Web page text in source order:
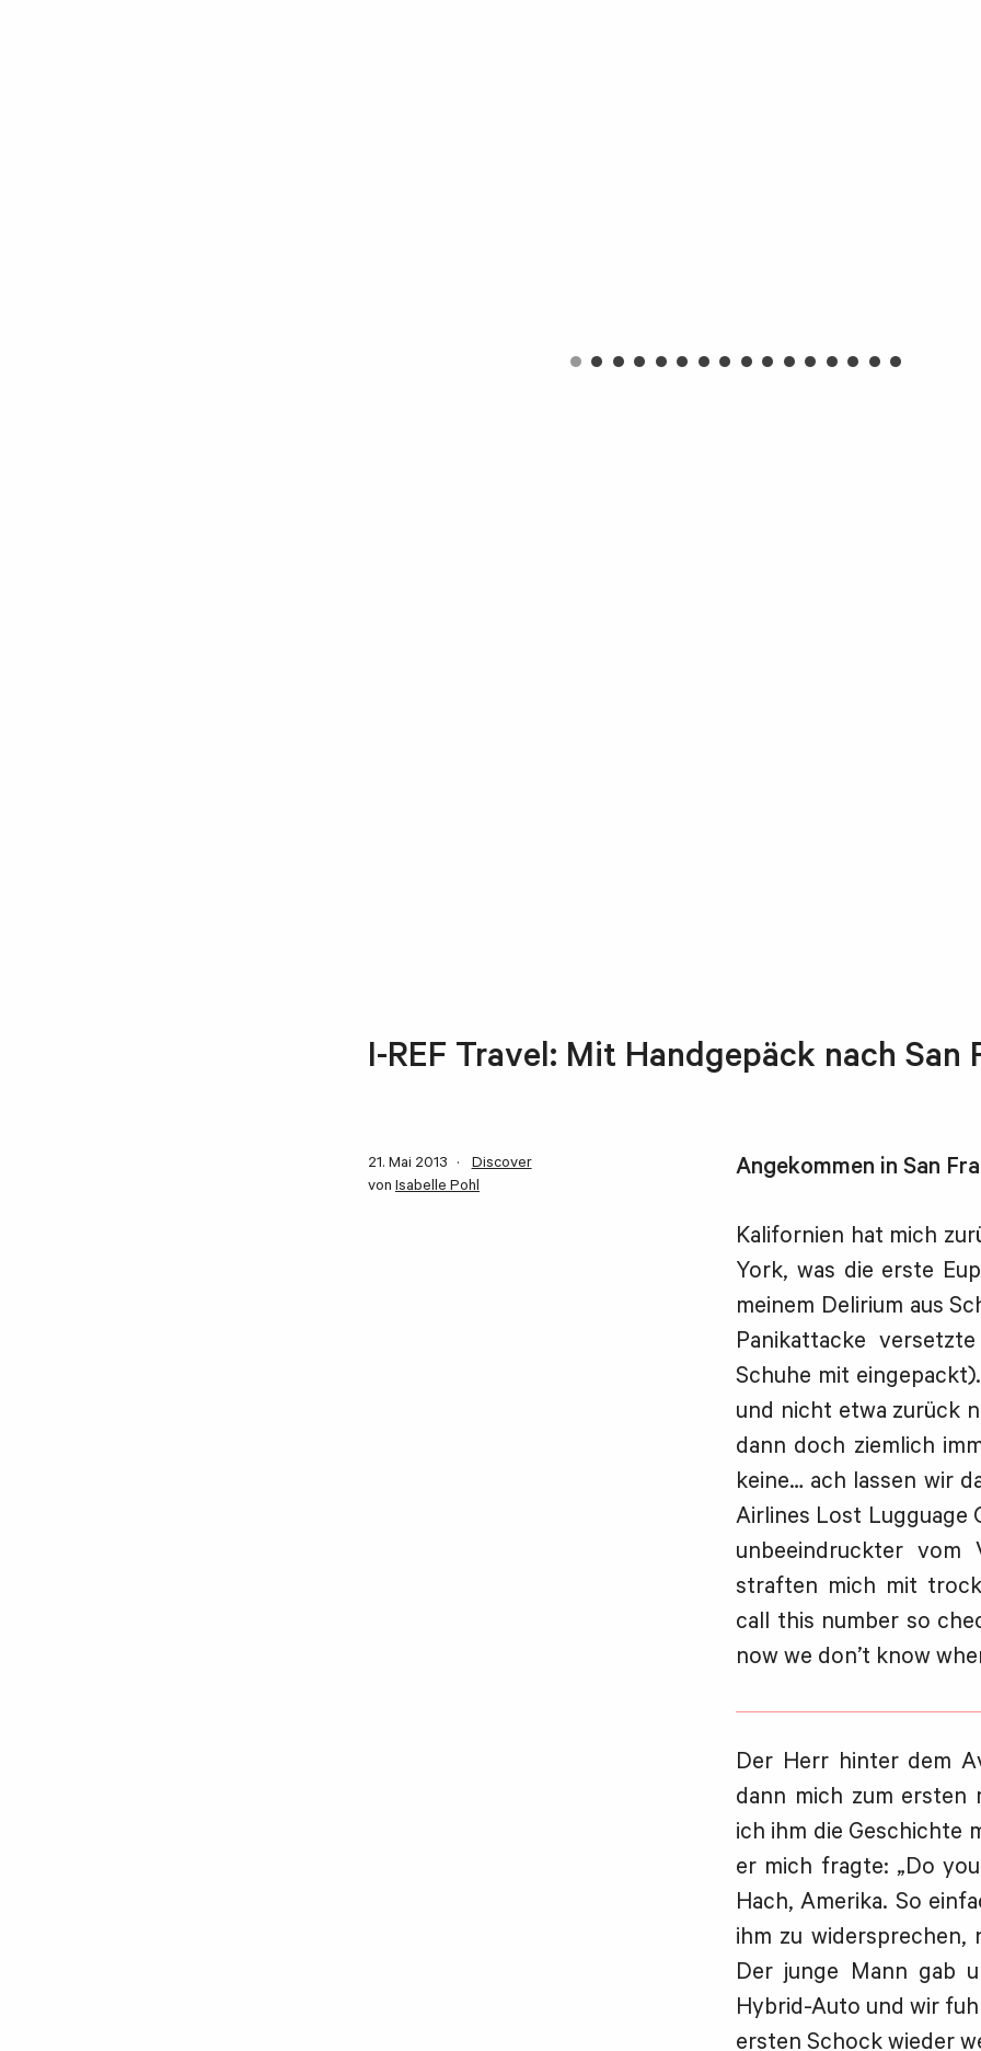
I-REF Travel: Mit Handgepäck nach San
21. Mai 2013
Discover
von Isabelle Pohl
Angekommen in San
Kalifornien hat mich
York, was die erste
meinem Delirium aus
Panikattacke
Schuhe mit
und nicht etwa zurück
dann doch ziemlich
keine… ach lassen wir
Airlines Lost Lugguage
unbeeindruckter vom
straften mich mit
call this number so
now we don’t know
Der Herr hinter dem
dann mich zum ersten
ich ihm die Geschichte
er mich fragte: „Do
Hach, Amerika. So
ihm zu widersprechen,
Der junge Mann gab
Hybrid-Auto und wir
ersten Schock wieder